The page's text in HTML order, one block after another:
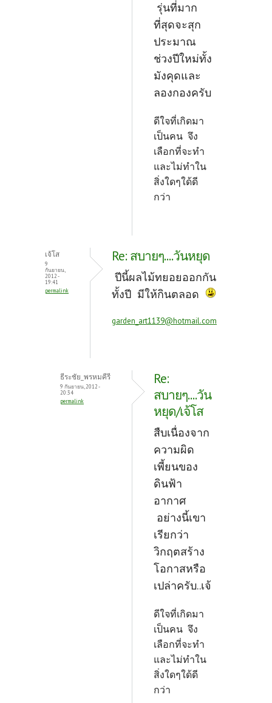
รุ่นที่มาก
ที่สุดจะสุก
ประมาณ
ช่วงปีใหม่ทั้ง
มังคุดและ
ลองกองครับ
ดีใจที่เกิดมา
เป็นคน จึง
เลือกที่จะทำ
และไม่ทำใน
สิ่งใดๆใด้ดี
กว่า
เจ้โส
9
กันยายน,
2012 -
19:41
permalink
Re: สบายๆ....วันหยุด
ปีนี้ผลไม้ทยอยออกกัน
ทั้งปี มีให้กินตลอด
garden_art1139@hotmail.com
ธีระชัย_พรหมคีรี
9 กันยายน, 2012 -
20:34
permalink
Re:
สบายๆ....วัน
หยุด/เจ้โส
สืบเนื่องจาก
ความผิด
เพี้ยนของ
ดินฟ้า
อากาศ
อย่างนี้เขา
เรียกว่า
วิกฤตสร้าง
โอกาสหรือ
เปล่าครับ..เจ้
ดีใจที่เกิดมา
เป็นคน จึง
เลือกที่จะทำ
และไม่ทำใน
สิ่งใดๆใด้ดี
กว่า